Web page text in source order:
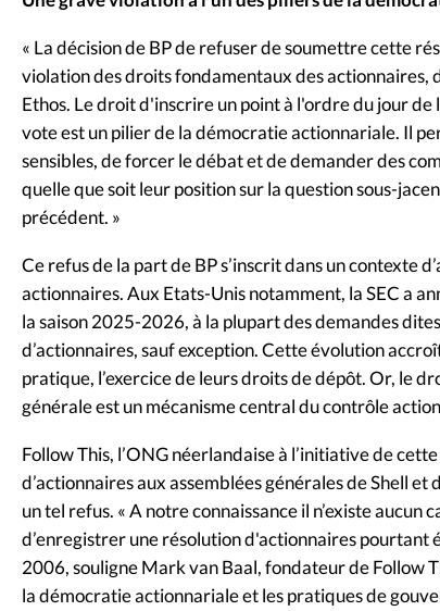
« La décision de BP de refuser de soumettre cette
violation des droits fondamentaux des
Ethos. Le droit d'inscrire un point à l'ordre du jour
vote est un pilier de la démocratie actionnariale. Il
sensibles, de forcer le débat et de demander des
quelle que soit leur position sur la question sous-
précédent. »
Ce refus de la part de BP s’inscrit dans un contexte
actionnaires. Aux Etats-Unis notamment, la SEC a
la saison 2025-2026, à la plupart des demandes
d’actionnaires, sauf exception. Cette évolution
pratique, l’exercice de leurs droits de dépôt. Or, le
générale est un mécanisme central du contrôle
Follow This, l’ONG néerlandaise à l’initiative de
d’actionnaires aux assemblées générales de Shell et
un tel refus. « A notre connaissance il n’existe
d’enregistrer une résolution d'actionnaires pourtant
2006, souligne Mark van Baal, fondateur de Follow
la démocratie actionnariale et les pratiques de